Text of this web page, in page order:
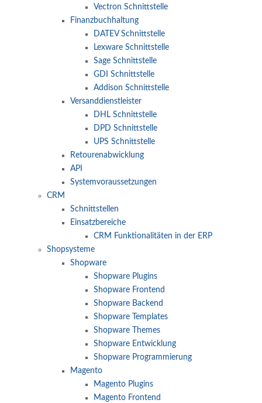
Vectron Schnittstelle
Finanzbuchhaltung
DATEV Schnittstelle
Lexware Schnittstelle
Sage Schnittstelle
GDI Schnittstelle
Addison Schnittstelle
Versanddienstleister
DHL Schnittstelle
DPD Schnittstelle
UPS Schnittstelle
Retourenabwicklung
API
Systemvoraussetzungen
CRM
Schnittstellen
Einsatzbereiche
CRM Funktionalitäten in der ERP
Shopsysteme
Shopware
Shopware Plugins
Shopware Frontend
Shopware Backend
Shopware Templates
Shopware Themes
Shopware Entwicklung
Shopware Programmierung
Magento
Magento Plugins
Magento Frontend